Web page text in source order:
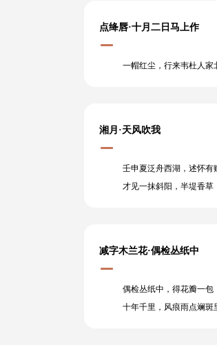
点绛唇·十月二日马上作
一帽红尘，行来韦杜人家
湘月·天风吹我
壬申夏泛舟西湖，述怀有
才见一抹斜阳，半堤香草，
减字木兰花·偶检丛纸中
偶检丛纸中，得花瓣一包
十年千里，风痕雨点斓斑